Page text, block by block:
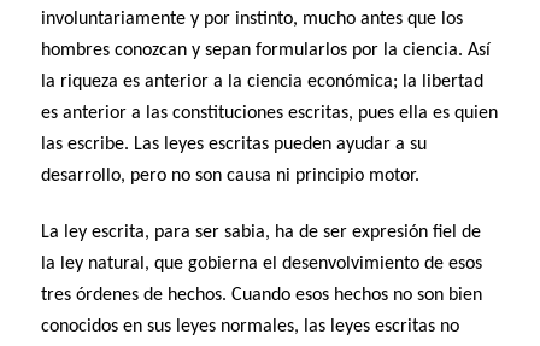
involuntariamente y por instinto, mucho antes que los
hombres conozcan y sepan formularlos por la ciencia. Así
la riqueza es anterior a la ciencia económica; la libertad
es anterior a las constituciones escritas, pues ella es quien
las escribe. Las leyes escritas pueden ayudar a su
desarrollo, pero no son causa ni principio motor.
La ley escrita, para ser sabia, ha de ser expresión fiel de
la ley natural, que gobierna el desenvolvimiento de esos
tres órdenes de hechos. Cuando esos hechos no son bien
conocidos en sus leyes normales, las leyes escritas no